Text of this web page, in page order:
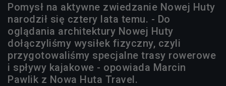
Pomysł na aktywne zwiedzanie Nowej Huty
narodził się cztery lata temu. - Do
oglądania architektury Nowej Huty
dołączyliśmy wysiłek fizyczny, czyli
przygotowaliśmy specjalne trasy rowerowe
i spływy kajakowe - opowiada Marcin
Pawlik z Nowa Huta Travel.